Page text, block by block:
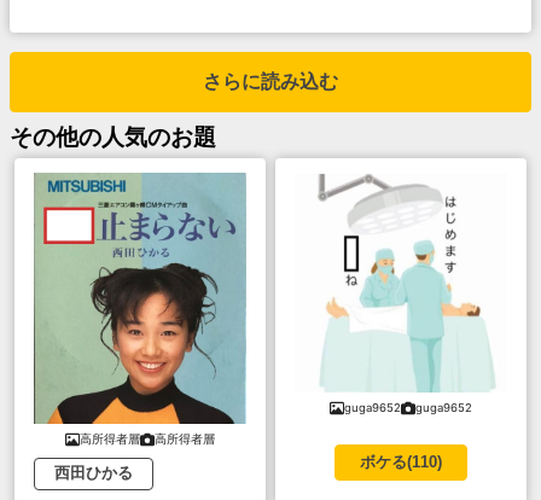
さらに読み込む
その他の人気のお題
高所得者層 高所得者層
西田ひかる
guga9652 guga9652
ボケる(110)